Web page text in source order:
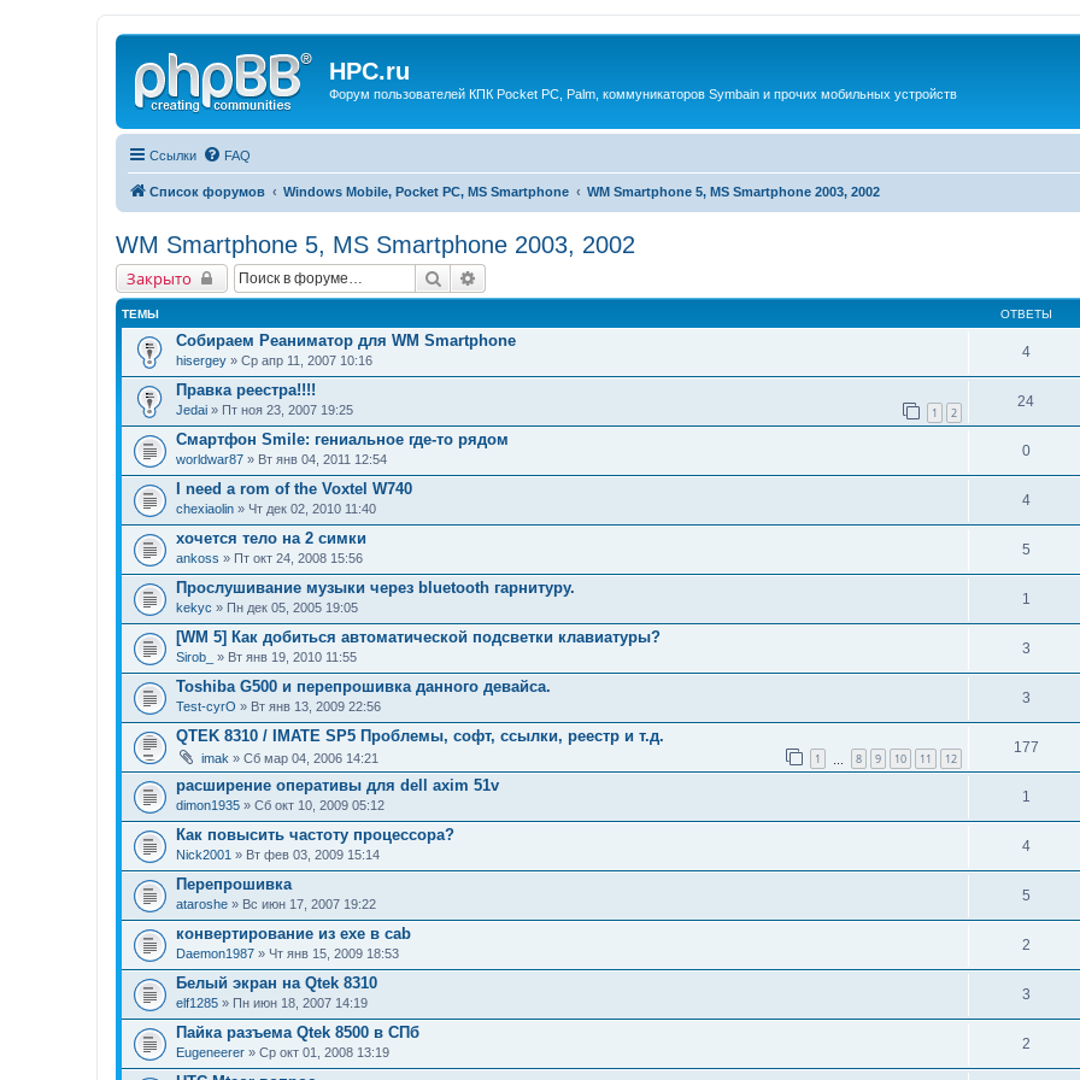
HPC.ru
Форум пользователей КПК Pocket PC, Palm, коммуникаторов Symbain и прочих мобильных устройств
Ссылки FAQ
Список форумов Windows Mobile, Pocket PC, MS Smartphone WM Smartphone 5, MS Smartphone 2003, 2002
WM Smartphone 5, MS Smartphone 2003, 2002
Закрыто Поиск
ТЕМЫ ОТВЕТЫ
Собираем Реаниматор для WM Smartphone
hisergey » Ср апр 11, 2007 10:16
4
Правка реестра!!!!
Jedai » Пт ноя 23, 2007 19:25 1 2
24
Смартфон Smile: гениальное где-то рядом
worldwar87 » Вт янв 04, 2011 12:54
0
I need a rom of the Voxtel W740
chexiaolin » Чт дек 02, 2010 11:40
4
хочется тело на 2 симки
ankoss » Пт окт 24, 2008 15:56
5
Прослушивание музыки через bluetooth гарнитуру.
kekyc » Пн дек 05, 2005 19:05
1
[WM 5] Как добиться автоматической подсветки клавиатуры?
Sirob_ » Вт янв 19, 2010 11:55
3
Toshiba G500 и перепрошивка данного девайса.
Test-cyrO » Вт янв 13, 2009 22:56
3
QTEK 8310 / IMATE SP5 Проблемы, софт, ссылки, реестр и т.д.
imak » Сб мар 04, 2006 14:21 1 8 9 10 11 12
177
расширение оперативы для dell axim 51v
dimon1935 » Сб окт 10, 2009 05:12
1
Как повысить частоту процессора?
Nick2001 » Вт фев 03, 2009 15:14
4
Перепрошивка
ataroshe » Вс июн 17, 2007 19:22
5
конвертирование из exe в cab
Daemon1987 » Чт янв 15, 2009 18:53
2
Белый экран на Qtek 8310
elf1285 » Пн июн 18, 2007 14:19
3
Пайка разъема Qtek 8500 в СПб
Eugeneerer » Ср окт 01, 2008 13:19
2